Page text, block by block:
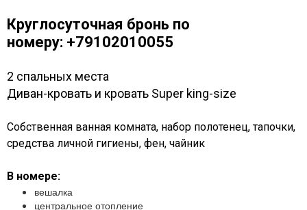
Круглосуточная бронь по
номеру: +79102010055
2 спальных места
Диван-кровать и кровать Super king-size
Собственная ванная комната, набор полотенец, тапочки,
средства личной гигиены, фен, чайник
В номере:
вешалка
центральное отопление